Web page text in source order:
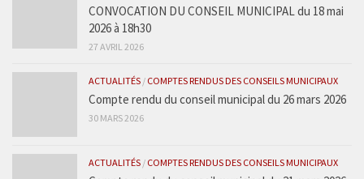
CONVOCATION DU CONSEIL MUNICIPAL du 18 mai
2026 à 18h30
27 AVRIL 2026
ACTUALITÉS / COMPTES RENDUS DES CONSEILS MUNICIPAUX
Compte rendu du conseil municipal du 26 mars 2026
30 MARS 2026
ACTUALITÉS / COMPTES RENDUS DES CONSEILS MUNICIPAUX